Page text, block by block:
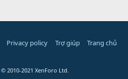
Privacy policy Trợ giúp Trang chủ
© 2010-2021 XenForo Ltd.